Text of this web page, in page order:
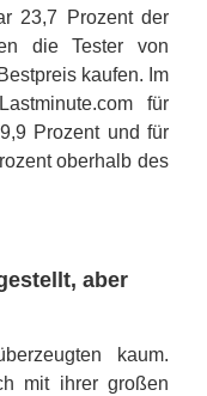
23,7 Prozent der
die Tester von
kaufen. Im
für
Prozent und für
oberhalb des
aber
kaum.
mit ihrer großen